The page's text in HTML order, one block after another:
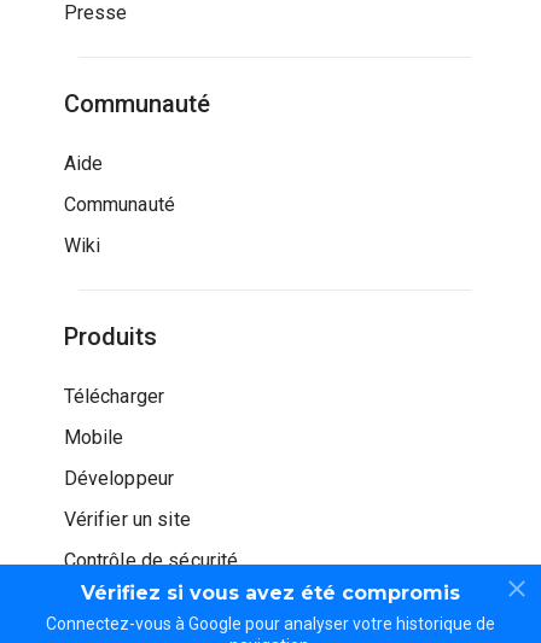
Vérifiez si vous avez été compromis
Connectez-vous à Google pour analyser votre historique de
Presse
Communauté
Aide
Communauté
Wiki
Produits
Télécharger
Mobile
Développeur
Vérifier un site
Contrôle de sécurité